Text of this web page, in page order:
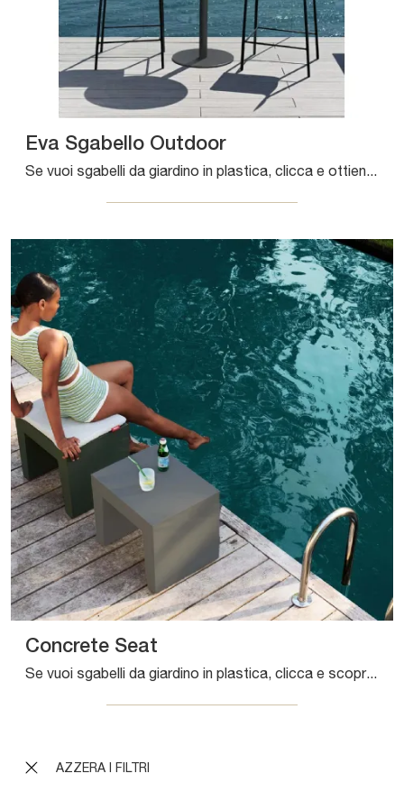
AZZERA I FILTRI
Eva Sgabello Outdoor
Se vuoi sgabelli da giardino in plastica, clicca e ottieni informazioni sul modello Eva Sgabello Outdoor dell'azienda Bontempi.
Concrete Seat
Se vuoi sgabelli da giardino in plastica, clicca e scopri di più sul modello Concrete Seat del brand Fatboy.